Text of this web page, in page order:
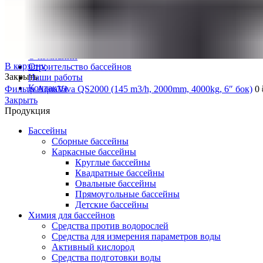
Строительство бассейнов
Наши работы
Контакты
В корзину
Закрыть
Фильтр AquaViva QS2000 (145 m3/h, 2000mm, 4000kg, 6″ бок) 0
Закрыть
Продукция
Бассейны
Сборные бассейны
Каркасные бассейны
Круглые бассейны
Квадратные бассейны
Овальные бассейны
Прямоугольные бассейны
Детские бассейны
Химия для бассейнов
Средства против водорослей
Средства для измерения параметров воды
Активный кислород
Средства подготовки воды